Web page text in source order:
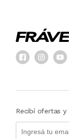
Recibí ofertas